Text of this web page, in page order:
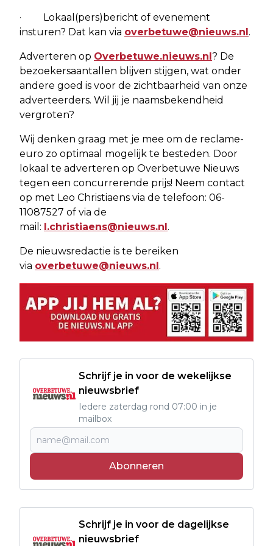
· Lokaal(pers)bericht of evenement
insturen? Dat kan via overbetuwe@nieuws.nl .
Adverteren op Overbetuwe.nieuws.nl ? De
bezoekersaantallen blijven stijgen, wat onder
andere goed is voor de zichtbaarheid van onze
adverteerders. Wil jij je naamsbekendheid
vergroten?
Wij denken graag met je mee om de reclame-
euro zo optimaal mogelijk te besteden. Door
lokaal te adverteren op Overbetuwe Nieuws
tegen een concurrerende prijs! Neem contact
op met Leo Christiaens via de telefoon: 06-
11087527 of via de
mail: l.christiaens@nieuws.nl .
De nieuwsredactie is te bereiken
via overbetuwe@nieuws.nl .
Schrijf je in voor de wekelijkse
nieuwsbrief
Iedere zaterdag rond 07:00 in je
mailbox
Abonneren
Schrijf je in voor de dagelijkse
nieuwsbrief